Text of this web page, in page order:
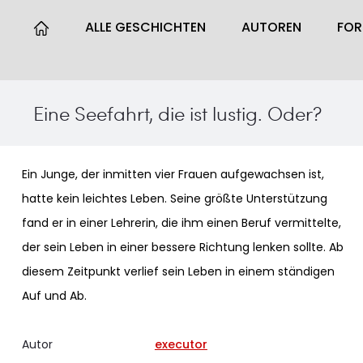
ALLE GESCHICHTEN AUTOREN
Eine Seefahrt, die ist lustig. Oder?
Ein Junge, der inmitten vier Frauen aufgewachsen ist,
hatte kein leichtes Leben. Seine größte Unterstützung
fand er in einer Lehrerin, die ihm einen Beruf vermittelte,
der sein Leben in einer bessere Richtung lenken sollte. Ab
diesem Zeitpunkt verlief sein Leben in einem ständigen
Auf und Ab.
Autor executor